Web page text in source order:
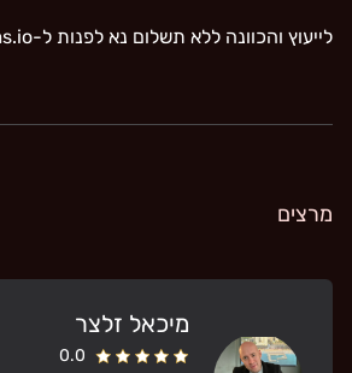
לייעוץ והכוונה ללא תשלום נא לפנות ל-
מרצים
מיכאל זלצר
0.0